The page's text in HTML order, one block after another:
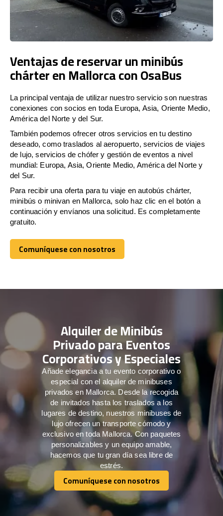
Ventajas de reservar un minibús
chárter en Mallorca con OsaBus
La principal ventaja de utilizar nuestro servicio son nuestras
conexiones con socios en toda Europa, Asia, Oriente Medio,
América del Norte y del Sur.
También podemos ofrecer otros servicios en tu destino
deseado, como traslados al aeropuerto, servicios de viajes
de lujo, servicios de chófer y gestión de eventos a nivel
mundial: Europa, Asia, Oriente Medio, América del Norte y
del Sur.
Para recibir una oferta para tu viaje en autobús chárter,
minibús o minivan en Mallorca, solo haz clic en el botón a
continuación y envíanos una solicitud. Es completamente
gratuito.
Comuníquese con nosotros
Comuníquese con nosotros
Alquiler de Minibús
Privado para Eventos
Corporativos y Especiales
Añade elegancia a tu evento corporativo o
especial con el alquiler de minibuses
privados en Mallorca. Desde la recogida
de invitados hasta los traslados a los
lugares de destino, nuestros minibuses de
lujo ofrecen un transporte cómodo y
exclusivo en toda Mallorca. Con paquetes
personalizables y un equipo amable,
hacemos que tu gran día sea libre de
estrés.
Comuníquese con nosotros
Comuníquese con nosotros